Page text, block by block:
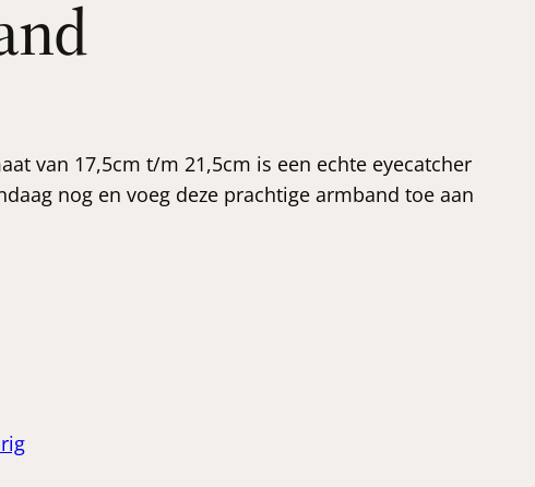
van 17,5cm t/m 21,5cm is een echte eyecatcher
nog en voeg deze prachtige armband toe aan